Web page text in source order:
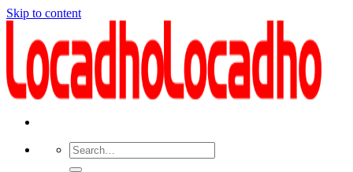
Skip to content